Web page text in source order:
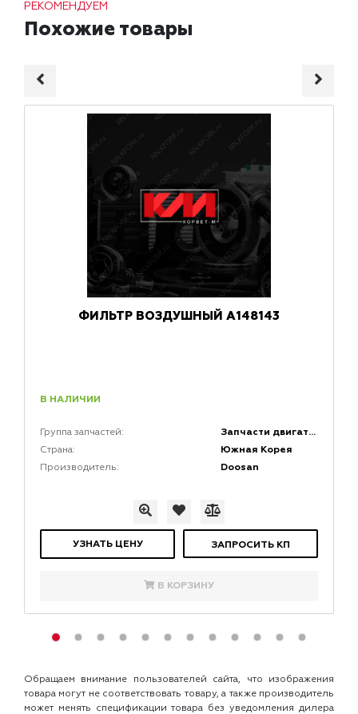
РЕКОМЕНДУЕМ
Похожие товары
ФИЛЬТР ВОЗДУШНЫЙ A148143
В НАЛИЧИИ
Группа запчастей: Запчасти двигателей
Страна: Южная Корея
Производитель: Doosan
УЗНАТЬ ЦЕНУ ЗАПРОСИТЬ КП
В КОРЗИНУ
Обращаем внимание пользователей сайта, что изображения
товара могут не соответствовать товару, а также производитель
может менять спецификации товара без уведомления дилера